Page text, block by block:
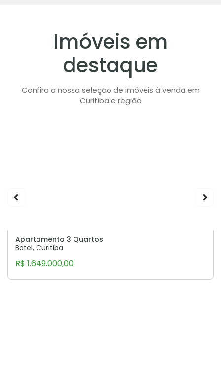
Imóveis em
destaque
Confira a nossa seleção de imóveis à venda em
Curitiba e região
Apartamento 3 Quartos
Batel, Curitiba
R$ 1.649.000,00